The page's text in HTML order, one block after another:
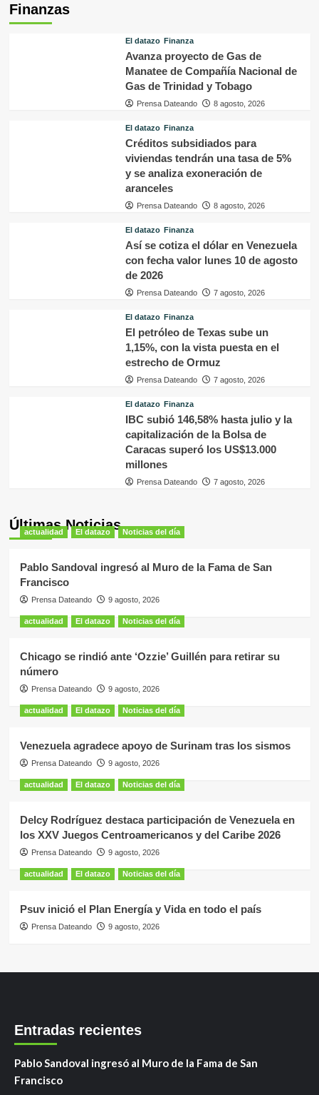
Finanzas
El datazo Finanza
Avanza proyecto de Gas de
Manatee de Compañía Nacional de
Gas de Trinidad y Tobago
Prensa Dateando 8 agosto, 2026
El datazo Finanza
Créditos subsidiados para
viviendas tendrán una tasa de 5%
y se analiza exoneración de
aranceles
Prensa Dateando 8 agosto, 2026
El datazo Finanza
Así se cotiza el dólar en Venezuela
con fecha valor lunes 10 de agosto
de 2026
Prensa Dateando 7 agosto, 2026
El datazo Finanza
El petróleo de Texas sube un
1,15%, con la vista puesta en el
estrecho de Ormuz
Prensa Dateando 7 agosto, 2026
El datazo Finanza
IBC subió 146,58% hasta julio y la
capitalización de la Bolsa de
Caracas superó los US$13.000
millones
Prensa Dateando 7 agosto, 2026
Últimas Noticias
actualidad El datazo Noticias del día
Pablo Sandoval ingresó al Muro de la Fama de San
Francisco
Prensa Dateando 9 agosto, 2026
actualidad El datazo Noticias del día
Chicago se rindió ante ‘Ozzie’ Guillén para retirar su
número
Prensa Dateando 9 agosto, 2026
actualidad El datazo Noticias del día
Venezuela agradece apoyo de Surinam tras los sismos
Prensa Dateando 9 agosto, 2026
actualidad El datazo Noticias del día
Delcy Rodríguez destaca participación de Venezuela en
los XXV Juegos Centroamericanos y del Caribe 2026
Prensa Dateando 9 agosto, 2026
actualidad El datazo Noticias del día
Psuv inició el Plan Energía y Vida en todo el país
Prensa Dateando 9 agosto, 2026
Entradas recientes
Pablo Sandoval ingresó al Muro de la Fama de San
Francisco